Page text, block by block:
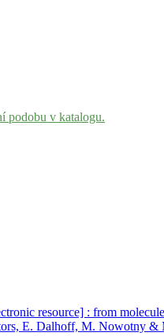
podobu v katalogu.
resource] : from
E. Dalhoff, M. Nowotny &